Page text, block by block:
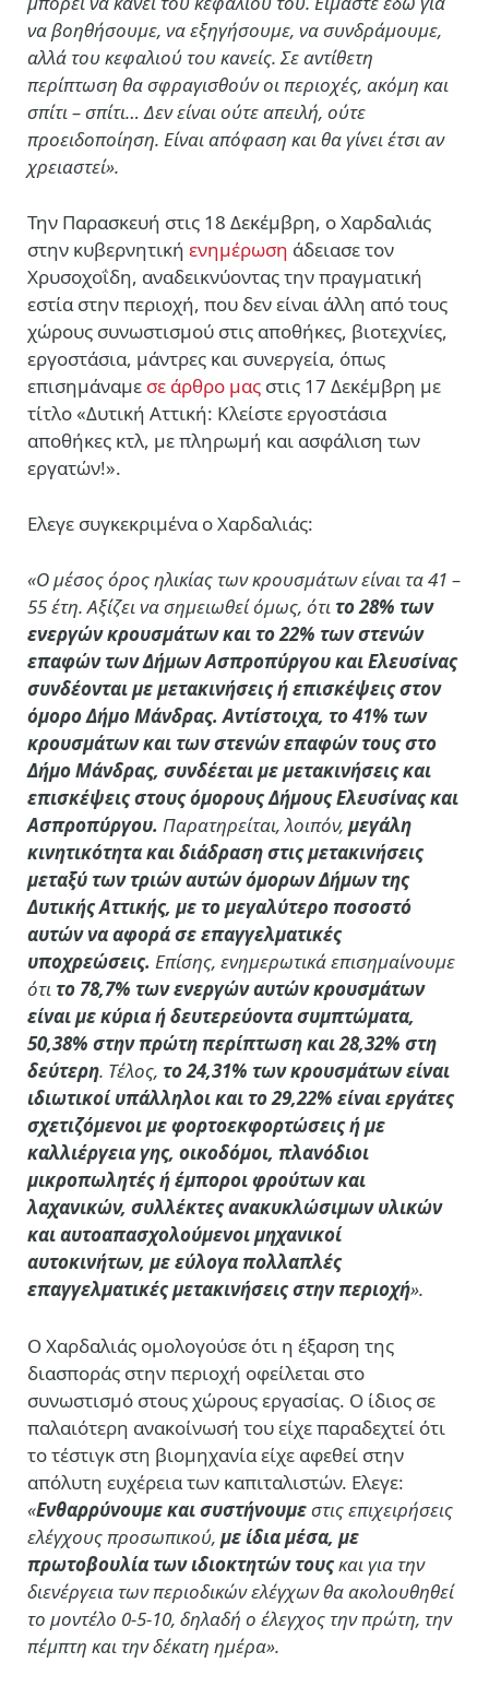
να βοηθήσουμε, να εξηγήσουμε, να συνδράμουμε,
αλλά του κεφαλιού του κανείς. Σε αντίθετη
περίπτωση θα σφραγισθούν οι περιοχές, ακόμη και
σπίτι – σπίτι… Δεν είναι ούτε απειλή, ούτε
προειδοποίηση. Είναι απόφαση και θα γίνει έτσι αν
χρειαστεί».
Την Παρασκευή στις 18 Δεκέμβρη, ο Χαρδαλιάς
στην κυβερνητική ενημέρωση άδειασε τον
Χρυσοχοΐδη, αναδεικνύοντας την πραγματική
εστία στην περιοχή, που δεν είναι άλλη από τους
χώρους συνωστισμού στις αποθήκες, βιοτεχνίες,
εργοστάσια, μάντρες και συνεργεία, όπως
επισημάναμε σε άρθρο μας στις 17 Δεκέμβρη με
τίτλο «Δυτική Αττική: Κλείστε εργοστάσια
αποθήκες κτλ, με πληρωμή και ασφάλιση των
εργατών!».
Ελεγε συγκεκριμένα ο Χαρδαλιάς:
«Ο μέσος όρος ηλικίας των κρουσμάτων είναι τα 41 –
55 έτη. Αξίζει να σημειωθεί όμως, ότι το 28% των
ενεργών κρουσμάτων και το 22% των στενών
επαφών των Δήμων Ασπροπύργου και Ελευσίνας
συνδέονται με μετακινήσεις ή επισκέψεις στον
όμορο Δήμο Μάνδρας. Αντίστοιχα, το 41% των
κρουσμάτων και των στενών επαφών τους στο
Δήμο Μάνδρας, συνδέεται με μετακινήσεις και
επισκέψεις στους όμορους Δήμους Ελευσίνας και
Ασπροπύργου. Παρατηρείται, λοιπόν, μεγάλη
κινητικότητα και διάδραση στις μετακινήσεις
μεταξύ των τριών αυτών όμορων Δήμων της
Δυτικής Αττικής, με το μεγαλύτερο ποσοστό
αυτών να αφορά σε επαγγελματικές
υποχρεώσεις. Επίσης, ενημερωτικά επισημαίνουμε
ότι το 78,7% των ενεργών αυτών κρουσμάτων
είναι με κύρια ή δευτερεύοντα συμπτώματα,
50,38% στην πρώτη περίπτωση και 28,32% στη
δεύτερη. Τέλος, το 24,31% των κρουσμάτων είναι
ιδιωτικοί υπάλληλοι και το 29,22% είναι εργάτες
σχετιζόμενοι με φορτοεκφορτώσεις ή με
καλλιέργεια γης, οικοδόμοι, πλανόδιοι
μικροπωλητές ή έμποροι φρούτων και
λαχανικών, συλλέκτες ανακυκλώσιμων υλικών
και αυτοαπασχολούμενοι μηχανικοί
αυτοκινήτων, με εύλογα πολλαπλές
επαγγελματικές μετακινήσεις στην περιοχή».
Ο Χαρδαλιάς ομολογούσε ότι η έξαρση της
διασποράς στην περιοχή οφείλεται στο
συνωστισμό στους χώρους εργασίας. Ο ίδιος σε
παλαιότερη ανακοίνωσή του είχε παραδεχτεί ότι
το τέστιγκ στη βιομηχανία είχε αφεθεί στην
απόλυτη ευχέρεια των καπιταλιστών. Ελεγε:
«Ενθαρρύνουμε και συστήνουμεστις επιχειρήσεις
ελέγχους προσωπικού, με ίδια μέσα, με
πρωτοβουλία των ιδιοκτητών τουςκαι για την
διενέργεια των περιοδικών ελέγχων θα ακολουθηθεί
το μοντέλο 0-5-10, δηλαδή ο έλεγχος την πρώτη, την
πέμπτη και την δέκατη ημέρα».